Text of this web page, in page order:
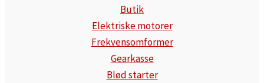
Butik
Elektriske motorer
Frekvensomformer
Gearkasse
Blød starter